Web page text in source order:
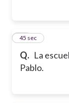
Q. La
Pablo.
17
45 sec